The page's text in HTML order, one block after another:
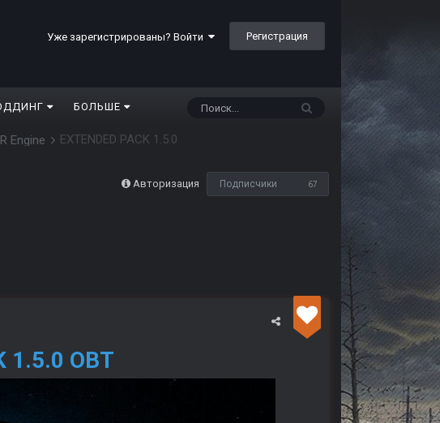
Уже зарегистрированы? Войти Регистрация
БОЛЬШЕ
Engine EXTENDED PACK 1.5.0
Авторизация Подписчики 67
1.5.0 OBT